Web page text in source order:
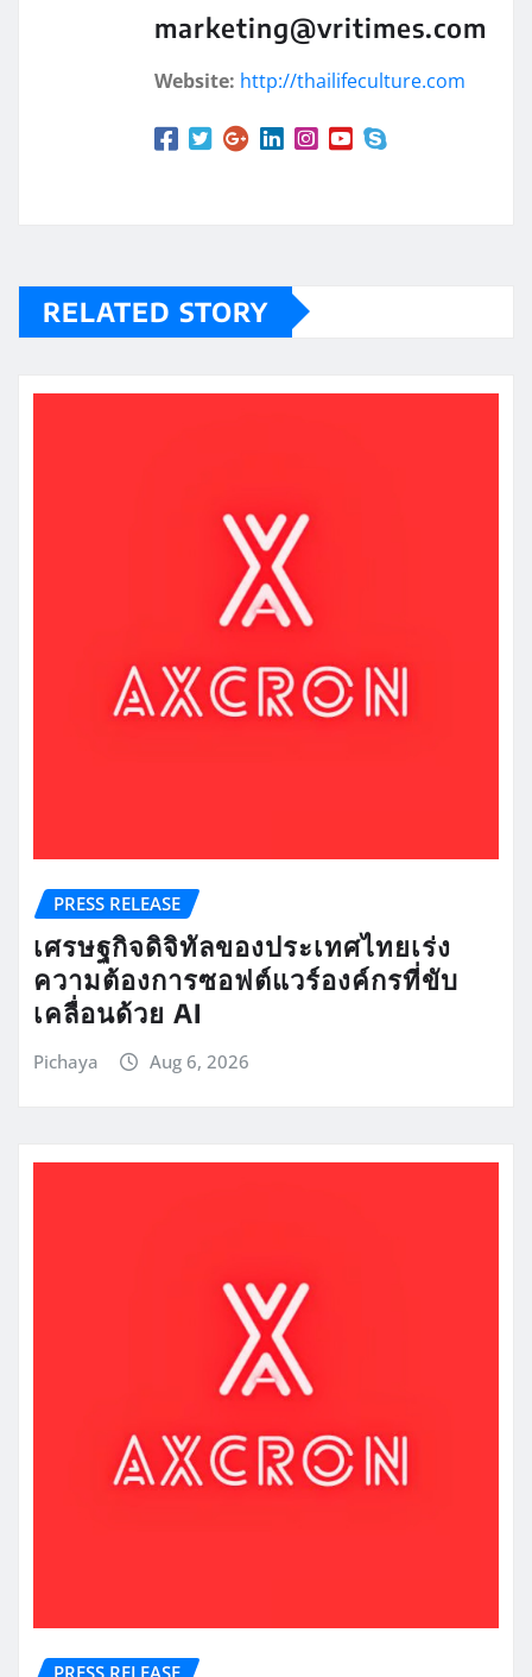
marketing@vritimes.com
Website: http://thailifeculture.com
RELATED STORY
PRESS RELEASE
เศรษฐกิจดิจิทัลของประเทศไทยเร่ง
ความต้องการซอฟต์แวร์องค์กรที่ขับ
เคลื่อนด้วย AI
Pichaya Aug 6, 2026
PRESS RELEASE